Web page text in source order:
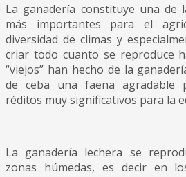
La ganadería constituye una de
más importantes para el
diversidad de climas y
criar todo cuanto se reproduce
“viejos” han hecho de la
de ceba una faena agradable
réditos muy significativos para la
La ganadería lechera se
zonas húmedas, es decir en